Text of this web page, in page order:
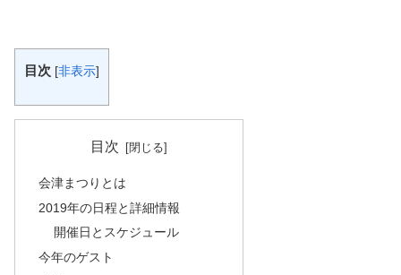
目次 [非表示]
目次
会津まつりとは
2019年の日程と詳細情報
開催日とスケジュール
今年のゲスト